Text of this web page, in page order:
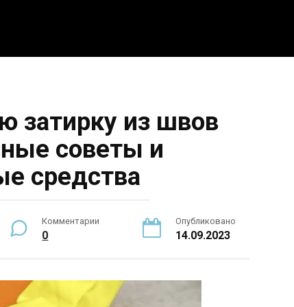
затирку из швов
советы и
средства
Комментарии
0
Опубликовано
14.09.2023